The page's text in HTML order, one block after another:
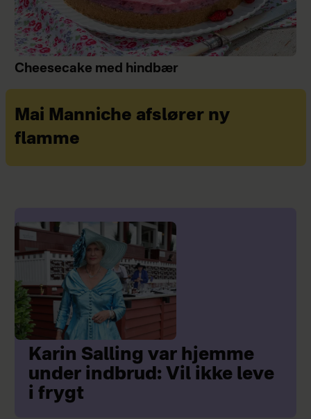
Cheesecake med hindbær
Mai Manniche afslører ny
flamme
Karin Salling var hjemme
under indbrud: Vil ikke leve
i frygt